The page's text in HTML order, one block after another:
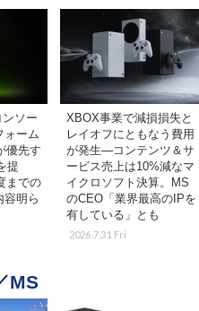
ソー
ォーム
優先す
提
までの
容明ら
XBOX事業で減損損失と
レイオフにともなう費用
が発生―コンテンツ＆サ
ービス売上は10%減なマ
イクロソフト決算。MS
のCEO「業界最高のIPを
有している」とも
2026.7.31 Fri
MS